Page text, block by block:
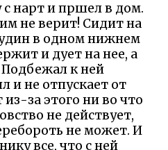
с нарт и пршел в дом.
не верит! Сидит на
в одном нижнем
и дует на нее, а
Подбежал к ней
и не отпускает от
за этого ни во что
не действует,
не может. И
все, что с ней